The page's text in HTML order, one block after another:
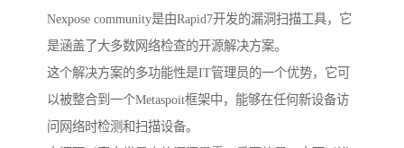
Nexpose community是由Rapid7开发的漏洞扫描工具，它
是涵盖了大多数网络检查的开源解决方案。
这个解决方案的多功能性是IT管理员的一个优势，它可
以被整合到一个Metaspoit框架中，能够在任何新设备访
问网络时检测和扫描设备。